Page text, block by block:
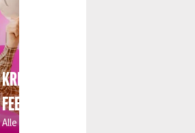
KRIJG JE DUBBEL BETAALD OP EEN
FEESTDAG?
Alle regels over feestdagentoeslag op een